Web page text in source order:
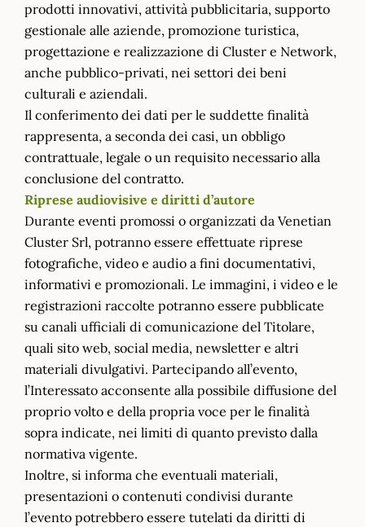
prodotti innovativi, attività pubblicitaria, supporto
gestionale alle aziende, promozione turistica,
progettazione e realizzazione di Cluster e Network,
anche pubblico-privati, nei settori dei beni
culturali e aziendali.
Il conferimento dei dati per le suddette finalità
rappresenta, a seconda dei casi, un obbligo
contrattuale, legale o un requisito necessario alla
conclusione del contratto.
Riprese audiovisive e diritti d’autore
Durante eventi promossi o organizzati da Venetian
Cluster Srl, potranno essere effettuate riprese
fotografiche, video e audio a fini documentativi,
informativi e promozionali. Le immagini, i video e le
registrazioni raccolte potranno essere pubblicate
su canali ufficiali di comunicazione del Titolare,
quali sito web, social media, newsletter e altri
materiali divulgativi. Partecipando all’evento,
l’Interessato acconsente alla possibile diffusione del
proprio volto e della propria voce per le finalità
sopra indicate, nei limiti di quanto previsto dalla
normativa vigente.
Inoltre, si informa che eventuali materiali,
presentazioni o contenuti condivisi durante
l’evento potrebbero essere tutelati da diritti di